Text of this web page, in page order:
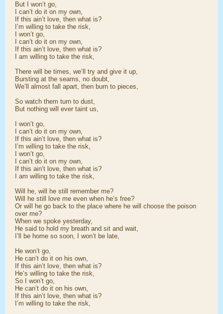
But I won’t go,
I can’t do it on my own,
If this ain’t love, then what is?
I’m willing to take the risk,
I won’t go,
I can’t do it on my own,
If this ain’t love, then what is?
I am willing to take the risk,
There will be times, we’ll try and give it up,
Bursting at the seams, no doubt,
We’ll almost fall apart, then burn to pieces,
So watch them turn to dust,
But nothing will ever taint us,
I won’t go,
I can’t do it on my own,
If this ain’t love, then what is?
I’m willing to take the risk,
I won’t go,
I can’t do it on my own,
If this ain’t love, then what is?
I am willing to take the risk,
Will he, will he still remember me?
Will he still love me even when he’s free?
Or will he go back to the place where he will choose the poison
over me?
When we spoke yesterday,
He said to hold my breath and sit and wait,
I’ll be home so soon, I won’t be late,
He won’t go,
He can’t do it on his own,
If this ain’t love, then what is?
He’s willing to take the risk,
So I won’t go,
He can’t do it on his own,
If this ain’t love, then what is?
I’m willing to take the risk,